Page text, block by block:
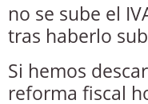
no se sube el
tras haberlo
Si hemos
reforma fiscal